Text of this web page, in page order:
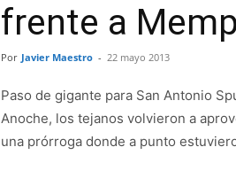
frente a
Por Javier Maestro - 22 mayo 2013
Paso de gigante para San Antonio
Anoche, los tejanos volvieron a
una prórroga donde a punto